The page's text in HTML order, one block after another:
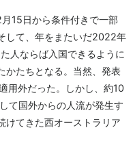
15日から条件付きで一部
して、年をまたいだ2022年
人ならば入国できるように
かたちとなる。当然、発表
用外だった。しかし、約10
て国外からの人流が発生す
けてきた西オーストラリア